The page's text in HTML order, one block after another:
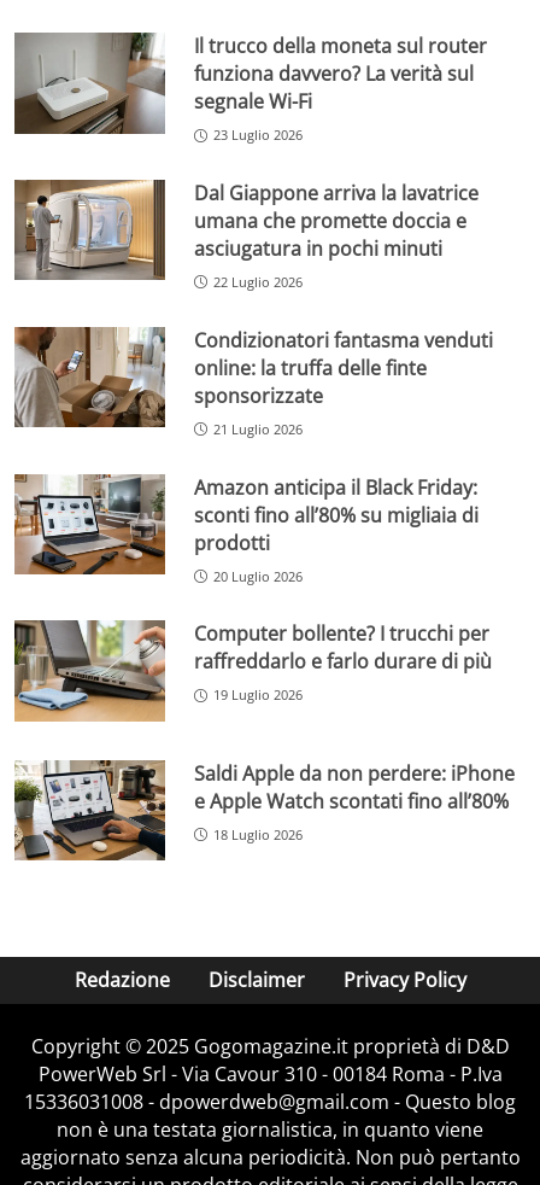
Il trucco della moneta sul router
funziona davvero? La verità sul
segnale Wi-Fi
23 Luglio 2026
Dal Giappone arriva la lavatrice
umana che promette doccia e
asciugatura in pochi minuti
22 Luglio 2026
Condizionatori fantasma venduti
online: la truffa delle finte
sponsorizzate
21 Luglio 2026
Amazon anticipa il Black Friday:
sconti fino all’80% su migliaia di
prodotti
20 Luglio 2026
Computer bollente? I trucchi per
raffreddarlo e farlo durare di più
19 Luglio 2026
Saldi Apple da non perdere: iPhone
e Apple Watch scontati fino all’80%
18 Luglio 2026
Redazione Disclaimer Privacy Policy
Copyright © 2025 Gogomagazine.it proprietà di D&D
PowerWeb Srl - Via Cavour 310 - 00184 Roma - P.Iva
15336031008 - dpowerdweb@gmail.com - Questo blog
non è una testata giornalistica, in quanto viene
aggiornato senza alcuna periodicità. Non può pertanto